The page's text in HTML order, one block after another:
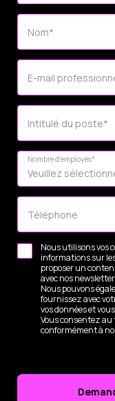
Nom*
E-mail
Intitulé du poste*
Nombre d'employés*
Téléphone
Nous utilisons vos
informations sur
proposer un
avec nos
Nous pouvons
fournissez avec
vos données et
Vous consentez
conformément à